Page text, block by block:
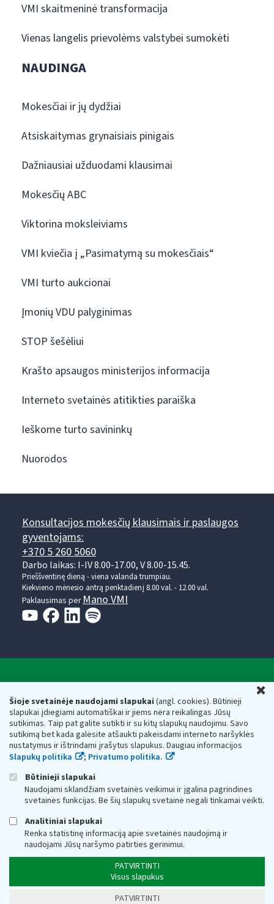
Šioje svetainėje naudojami slapukai(angl. cookies). Būtinieji
slapukai įdiegiami automatiškai ir jiems nėra reikalingas Jūsų
sutikimas. Taip pat galite sutikti ir su kitų slapukų naudojimu. Savo
sutikimą bet kada galėsite atšaukti pakeisdami interneto naršyklės
nustatymus ir ištrindami įrašytus slapukus. Daugiau informacijos
Slapukų politika
; Privatumo politika.
Būtinieji slapukai
Naudojami sklandžiam svetainės veikimui ir įgalina pagrindines
svetainės funkcijas. Be šių slapukų svetainė negali tinkamai veikti.
Analitiniai slapukai
Renka statistinę informaciją apie svetainės naudojimą ir
naudojami Jūsų naršymo patirties gerinimui.
PATVIRTINTI
Visus slapukus
PATVIRTINTI
VMI skaitmeninė transformacija
Vienas langelis prievolėms valstybei sumokėti
NAUDINGA
Mokesčiai ir jų dydžiai
Atsiskaitymas grynaisiais pinigais
Dažniausiai užduodami klausimai
Mokesčių ABC
Viktorina moksleiviams
VMI kviečia į „Pasimatymą su mokesčiais“
VMI turto aukcionai
Įmonių VDU palyginimas
STOP šešėliui
Krašto apsaugos ministerijos informacija
Interneto svetainės atitikties paraiška
Ieškome turto savininkų
Nuorodos
Konsultacijos mokesčių klausimais ir paslaugos
gyventojams:
+370 5 260 5060
Darbo laikas: I-IV 8.00-17.00, V 8.00-15.45.
Prieššventinę dieną - viena valanda trumpiau.
Kiekvieno mėnesio antrą penktadienį 8.00 val. - 12.00 val.
Paklausimas per Mano VMI
Respublikos finansų ministerijos
Biudžetinė įstaiga. Juridinio asmens kodas — 188659752,
adresas: Vasario 16-osios g. 14, 01107 Vilnius, Lietuva, el.paštas:
vmi@vmi.lt, E. pristatymo dėžutės adresas 188659752
Duomenys apie Valstybinę mokesčių inspekciją prie Lietuvos
Respublikos finansų ministerijos kaupiami ir saugomi Juridinių